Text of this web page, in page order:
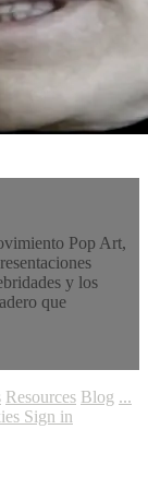
Pop Art,
y los
que
Resources Blog ...
Sign in